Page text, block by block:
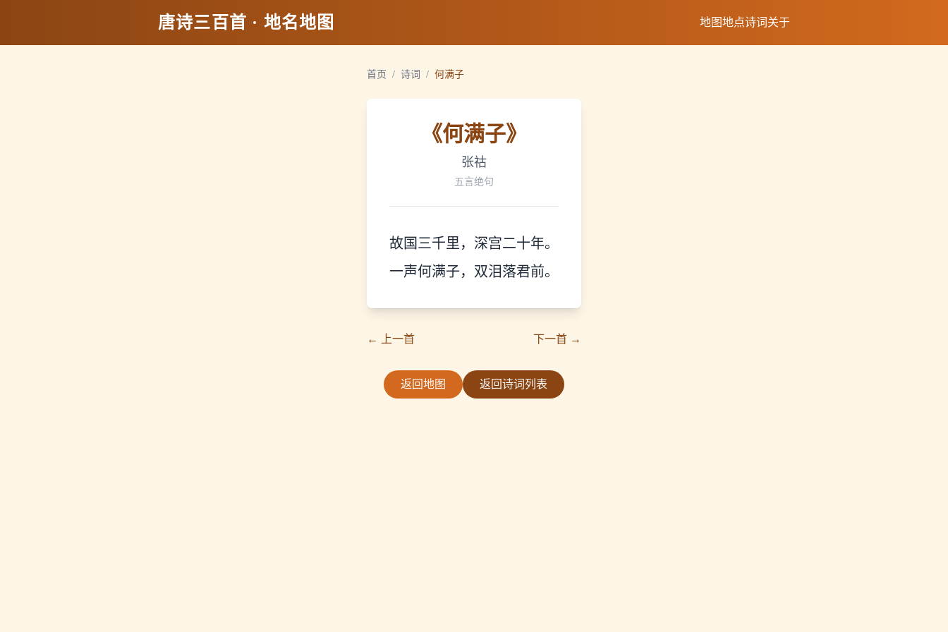
唐诗三百首 · 地名地图 地图地点诗词 关于
首页 / 诗词 / 何满子
《何满子》
张祜
五言绝句
故国三千里，深宫二十年。
一声何满子，双泪落君前。
← 上一首 下一首 →
返回地图 返回诗词列表